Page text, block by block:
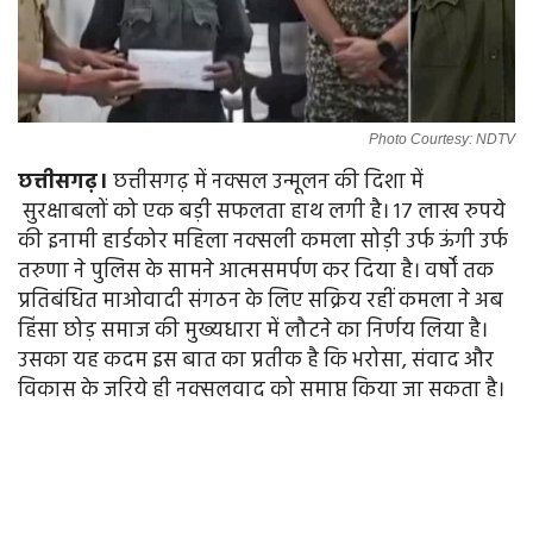
Photo Courtesy: NDTV
छत्तीसगढ़। छत्तीसगढ़ में नक्सल उन्मूलन की दिशा में
सुरक्षाबलों को एक बड़ी सफलता हाथ लगी है। 17 लाख रुपये
की इनामी हार्डकोर महिला नक्सली कमला सोड़ी उर्फ ऊंगी उर्फ
तरुणा ने पुलिस के सामने आत्मसमर्पण कर दिया है। वर्षों तक
प्रतिबंधित माओवादी संगठन के लिए सक्रिय रहीं कमला ने अब
हिंसा छोड़ समाज की मुख्यधारा में लौटने का निर्णय लिया है।
उसका यह कदम इस बात का प्रतीक है कि भरोसा, संवाद और
विकास के जरिये ही नक्सलवाद को समाप्त किया जा सकता है।